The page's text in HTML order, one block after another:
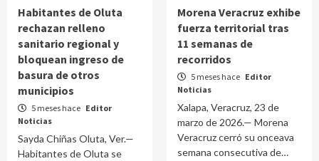
Habitantes de Oluta
rechazan relleno
sanitario regional y
bloquean ingreso de
basura de otros
municipios
5 meses hace Editor
Noticias
Sayda Chiñas Oluta, Ver.—
Habitantes de Oluta se
Morena Veracruz exhibe
fuerza territorial tras
11 semanas de
recorridos
5 meses hace Editor
Noticias
Xalapa, Veracruz, 23 de
marzo de 2026.— Morena
Veracruz cerró su onceava
semana consecutiva de…